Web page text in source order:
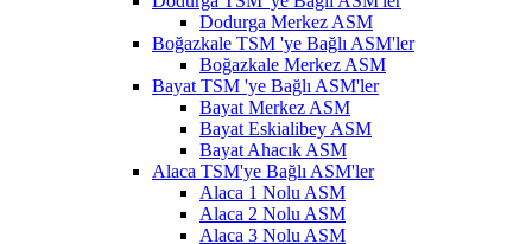
Dodurga Merkez ASM
Boğazkale TSM 'ye Bağlı ASM'ler
Boğazkale Merkez ASM
Bayat TSM 'ye Bağlı ASM'ler
Bayat Merkez ASM
Bayat Eskialibey ASM
Bayat Ahacık ASM
Alaca TSM'ye Bağlı ASM'ler
Alaca 1 Nolu ASM
Alaca 2 Nolu ASM
Alaca 3 Nolu ASM